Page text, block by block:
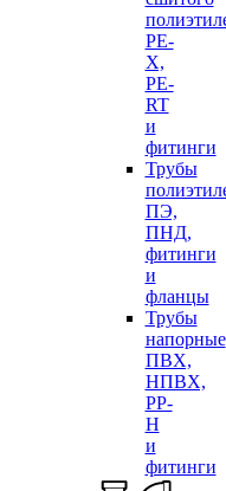
PE-
X,
PE-
RT
и
фитинги
Трубы
ПЭ,
ПНД,
фитинги
и
фланцы
Трубы
напорные
ПВХ,
НПВХ,
PP-
H
и
фитинги